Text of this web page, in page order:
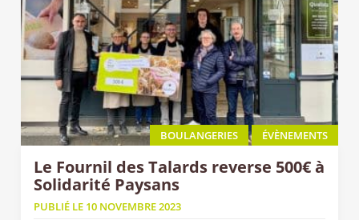
BOULANGERIES ÉVÈNEMENTS
Le Fournil des Talards reverse 500€ à
Solidarité Paysans
PUBLIÉ LE 10 NOVEMBRE 2023